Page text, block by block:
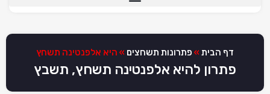
דף הבית » פתרונות תשחצים » היא אלפנטינה תשחץ
פתרון להיא אלפנטינה תשחץ, תשבץ